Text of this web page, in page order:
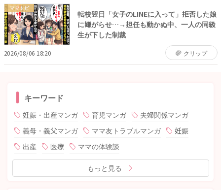
ママトピ
転校翌日「女子のLINEに入って」拒否した娘
に嫌がらせ…→担任も動かぬ中、一人の同級
生が下した制裁
2026/08/06 18:20 クリップ
キーワード
妊娠・出産マンガ 育児マンガ
夫婦関係マンガ
義母・義父マンガ
ママ友トラブルマンガ
妊娠
出産
医療 ママの体験談
もっと見る